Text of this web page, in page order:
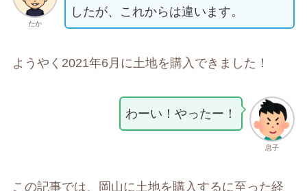
たか
したが、これからは違います。
ようやく2021年6月に土地を購入できました！
息子
わーい！やったー！
この記事では、岡山に土地を購入するに至った経